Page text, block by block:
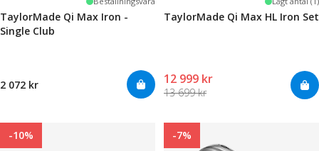
TaylorMade Qi Max Iron -
Single Club
2 072 kr
TaylorMade Qi Max HL Iron Set
12 999 kr
13 699 kr
-10% -7%